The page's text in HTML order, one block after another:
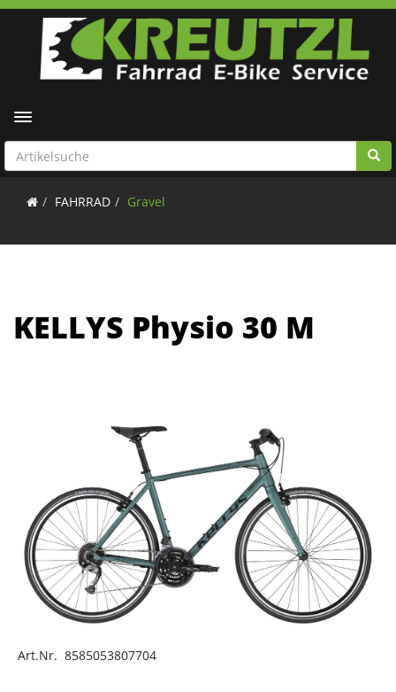
Toggle navigation
FAHRRAD Gravel
KELLYS Physio 30 M
Art.Nr. 8585053807704